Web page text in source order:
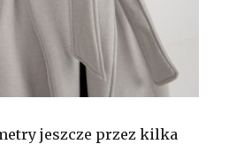
jeszcze przez kilka